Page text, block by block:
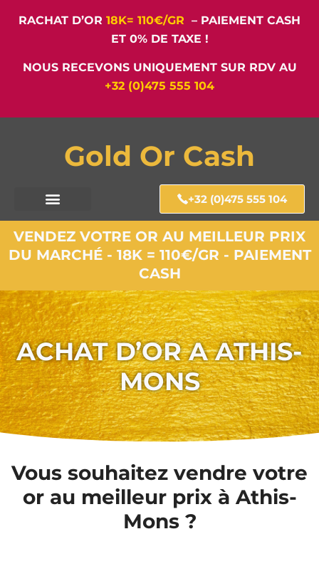
RACHAT D’OR 18K= 110€/GR – PAIEMENT CASH
ET 0% DE TAXE !
NOUS RECEVONS UNIQUEMENT SUR RDV AU
+32 (0)475 555 104
Gold Or Cash
+32 (0)475 555 104
VENDEZ VOTRE OR AU MEILLEUR PRIX
DU MARCHÉ - 18K = 110€/GR - PAIEMENT
CASH
ACHAT D’OR A ATHIS-
MONS
Vous souhaitez vendre votre
or au meilleur prix à Athis-
Mons ?